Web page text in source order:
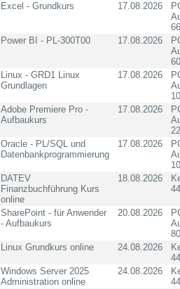
Excel - Grundkurs
17.08.2026
Power BI - PL-300T00
17.08.2026
Linux - GRD1 Linux
Grundlagen
17.08.2026
Adobe Premiere Pro -
Aufbaukurs
17.08.2026
Oracle - PL/SQL und
Datenbankprogrammierung
17.08.2026
DATEV
Finanzbuchführung Kurs
online
18.08.2026
SharePoint - für Anwender
- Aufbaukurs
20.08.2026
Linux Grundkurs online
24.08.2026
Windows Server 2025
Administration online
24.08.2026